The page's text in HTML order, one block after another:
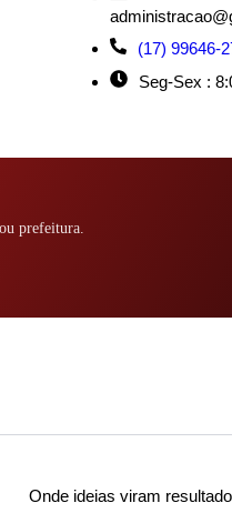
(17) 99646-
Seg-Sex :
prefeitura.
Onde ideias viram